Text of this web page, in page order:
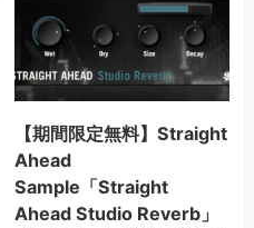
【期間限定無料】Straight
Ahead
Sample「Straight
Ahead Studio Reverb」